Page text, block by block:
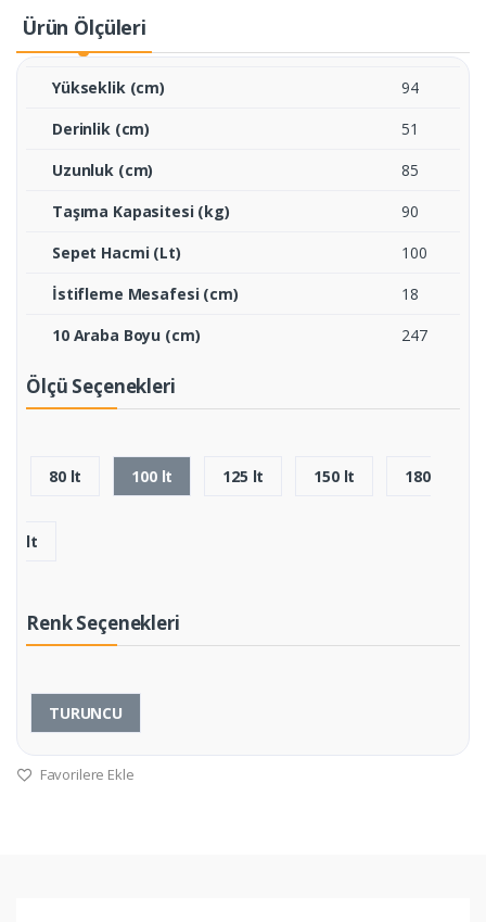
Ürün Ölçüleri
Yükseklik (cm)
94
Derinlik (cm)
51
Uzunluk (cm)
85
Taşıma Kapasitesi (kg)
90
Sepet Hacmi (Lt)
100
İstifleme Mesafesi (cm)
18
10 Araba Boyu (cm)
247
Ölçü Seçenekleri
80 lt 100 lt 125 lt 150 lt 180
lt
Renk Seçenekleri
TURUNCU
Favorilere Ekle